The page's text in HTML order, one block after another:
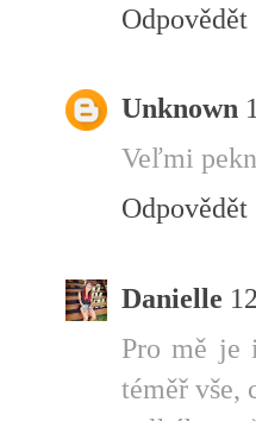
Odpovědět
Unknown
Veľmi
Odpovědět
Danielle
Pro mě je
téměř vše,